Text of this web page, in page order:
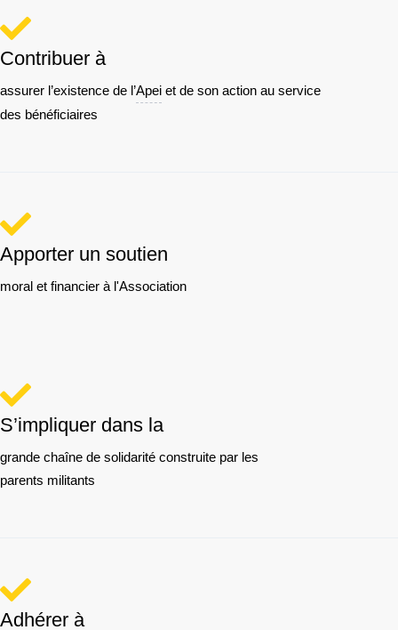
Contribuer à
assurer l’existence de l’Apei et de son action au service
des bénéficiaires
Apporter un soutien
moral et financier à l'Association
S’impliquer dans la
grande chaîne de solidarité construite par les
parents militants
Adhérer à